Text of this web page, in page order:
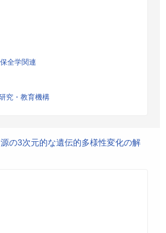
全学関連
究・教育機構
の3次元的な遺伝的多様性変化の解